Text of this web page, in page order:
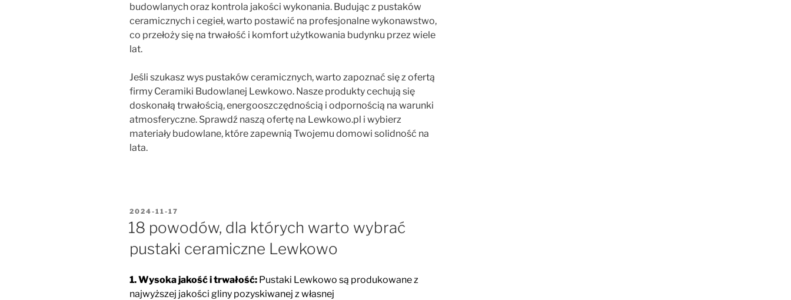
budowlanych oraz kontrola jakości wykonania. Budując z pustaków
ceramicznych i cegieł, warto postawić na profesjonalne wykonawstwo,
co przełoży się na trwałość i komfort użytkowania budynku przez wiele
lat.
Jeśli szukasz wys pustaków ceramicznych, warto zapoznać się z ofertą
firmy Ceramiki Budowlanej Lewkowo. Nasze produkty cechują się
doskonałą trwałością, energooszczędnością i odpornością na warunki
atmosferyczne. Sprawdź naszą ofertę na Lewkowo.pl i wybierz
materiały budowlane, które zapewnią Twojemu domowi solidność na
lata.
OPUBLIKOWANE
W
2024-11-17
18 powodów, dla których warto wybrać
pustaki ceramiczne Lewkowo
1. Wysoka jakość i trwałość: Pustaki Lewkowo są produkowane z
najwyższej jakości gliny pozyskiwanej z własnej